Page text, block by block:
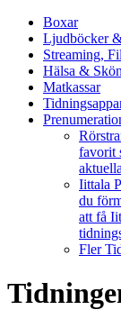
Boxar
Ljudböcker
Streaming,
Hälsa &
Matkassar
favorit
Iittala
du
att få
Fler